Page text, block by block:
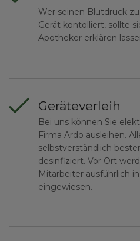
Wer seinen Blutdruck
Gerät kontolliert, sollte
Apotheker erklären
Geräteverleih
Bei uns können Sie
Firma Ardo ausleihen.
selbstverständlich
desinfiziert. Vor Ort
Mitarbeiter ausführlich
eingewiesen.